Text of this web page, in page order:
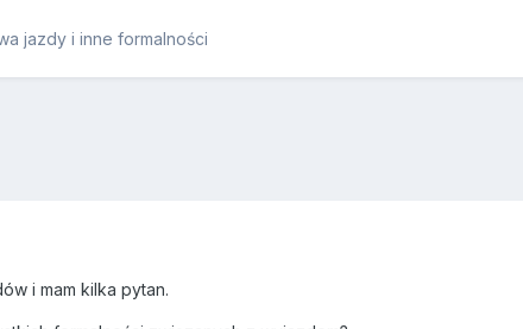
jazdy i inne formalności
i mam kilka pytan.